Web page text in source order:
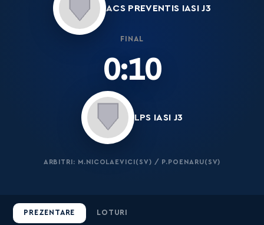
ACS PREVENTIS IASI J3
FINAL
0:10
LPS IASI J3
ARBITRI: M.NICOLAEVICI(SV) / P.POENARU(SV)
PREZENTARE LOTURI